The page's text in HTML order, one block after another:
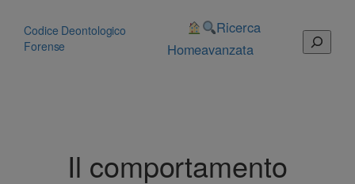
contenuto
Codice Deontologico
Forense
Home
Ricerca
avanzata
Cerca
Il comportamento